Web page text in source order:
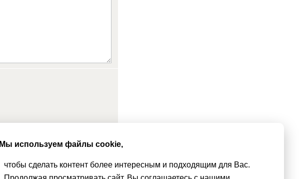
Мы используем файлы cookie,
чтобы сделать контент более интересным и подходящим для Вас.